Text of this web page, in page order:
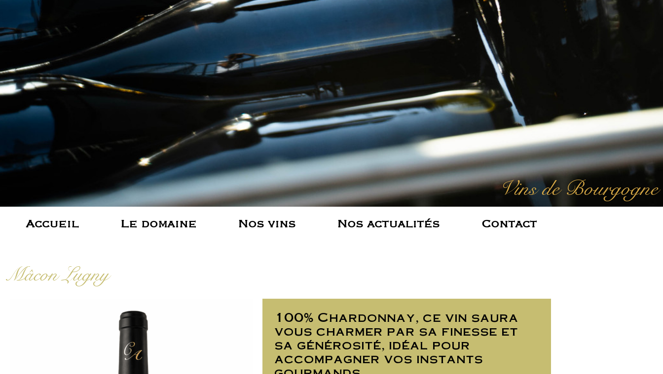
Vins de Bourgogne
Accueil Le domaine Nos vins Nos actualités Contact
Mâcon Lugny
100% Chardonnay, ce vin saura
vous charmer par sa finesse et
sa générosité, idéal pour
accompagner vos instants